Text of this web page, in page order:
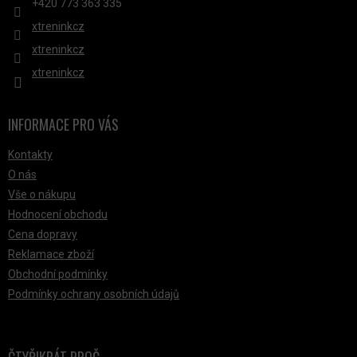
+420 ‭773 363 335
xtreninkcz
xtreninkcz
xtreninkcz
INFORMACE PRO VÁS
Kontakty
O nás
Vše o nákupu
Hodnocení obchodu
Cena dopravy
Reklamace zboží
Obchodní podmínky
Podmínky ochrany osobních údajů